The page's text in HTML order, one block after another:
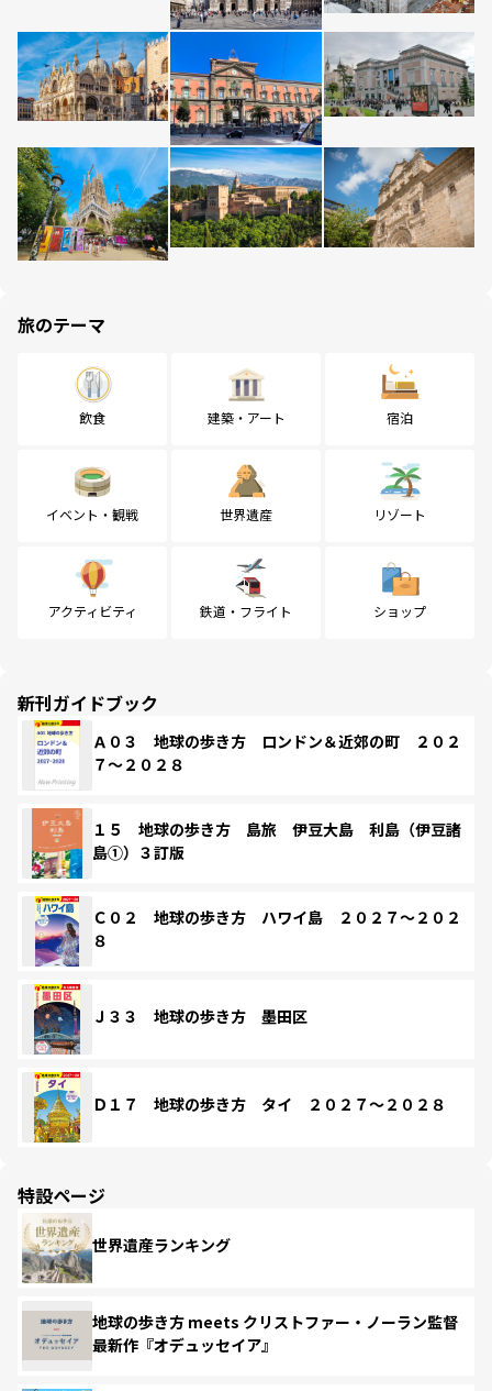
旅のテーマ
飲食 建築・アート 宿泊
イベント・観戦 世界遺産 リゾート
アクティビティ 鉄道・フライト ショップ
新刊ガイドブック
Ａ０３ 地球の歩き方 ロンドン＆近郊の町 ２０２
７～２０２８
１５ 地球の歩き方 島旅 伊豆大島 利島（伊豆諸
島①）３訂版
Ｃ０２ 地球の歩き方 ハワイ島 ２０２７～２０２
８
Ｊ３３ 地球の歩き方 墨田区
Ｄ１７ 地球の歩き方 タイ ２０２７～２０２８
特設ページ
世界遺産ランキング
地球の歩き方 meets クリストファー・ノーラン監督
最新作『オデュッセイア』